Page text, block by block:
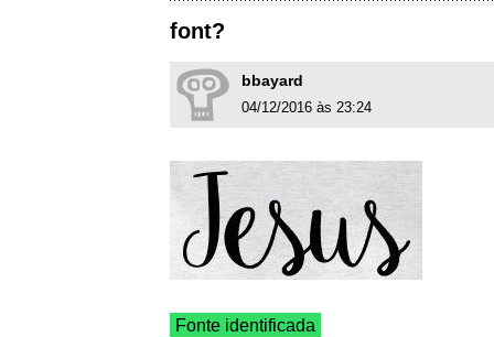
font?
bbayard
04/12/2016 às 23:24
Fonte identificada